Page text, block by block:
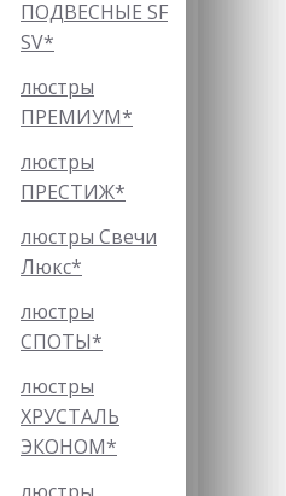
ПОДВЕСНЫЕ SF
SV*
люстры
ПРЕМИУМ*
люстры
ПРЕСТИЖ*
люстры Свечи
Люкс*
люстры
СПОТЫ*
люстры
ХРУСТАЛЬ
ЭКОНОМ*